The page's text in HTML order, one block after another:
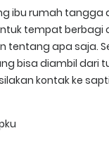
ibu rumah tangga
tempat berbagi
tentang apa saja.
bisa diambil dari
kontak ke